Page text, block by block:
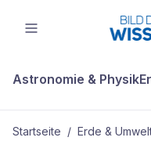
Astronomie & Physik
Startseite / Erde &